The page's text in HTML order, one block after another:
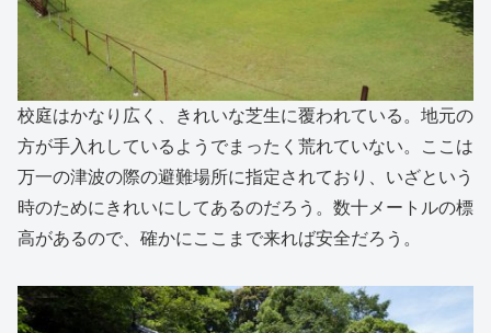
校庭はかなり広く、きれいな芝生に覆われている。地元の
方が手入れしているようでまったく荒れていない。ここは
万一の津波の際の避難場所に指定されており、いざという
時のためにきれいにしてあるのだろう。数十メートルの標
高があるので、確かにここまで来れば安全だろう。